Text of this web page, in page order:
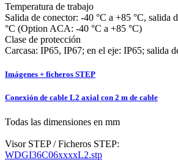
Temperatura de trabajo
Salida de conector: -40 °C a +85 °C, salida
°C (Option ACA: -40 °C a +85 °C)
Clase de protección
Carcasa: IP65, IP67; en el eje: IP65; salida
Imágenes + ficheros STEP
Conexión de cable L2 axial con 2 m de cable
Todas las dimensiones en mm
Visor STEP / Ficheros STEP:
WDGI36C06xxxxL2.stp